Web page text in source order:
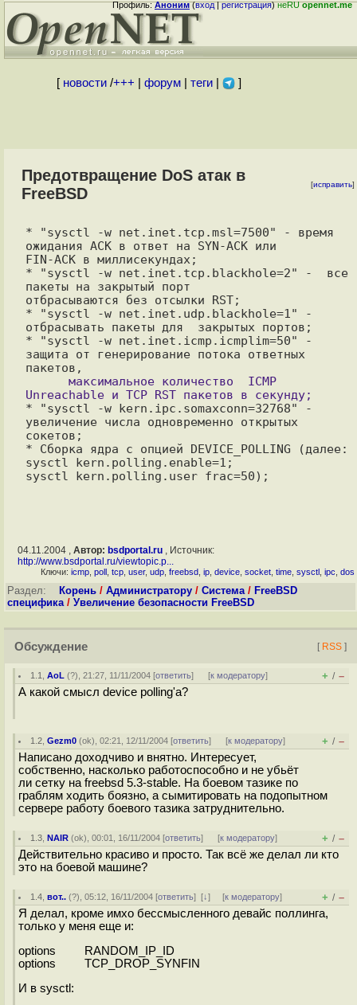
Профиль:Аноним(вход|регистрация)неRUopennet.me
[ новости/+++ форум| теги| ]
Предотвращение DoS атак в
FreeBSD
[исправить]
* "sysctl -w net.inet.tcp.msl=7500" - время
ожидания ACK в ответ на SYN-ACK или
FIN-ACK в миллисекундах;
* "sysctl -w net.inet.tcp.blackhole=2" -  все
пакеты на закрытый порт
отбрасываются без отсылки RST;
* "sysctl -w net.inet.udp.blackhole=1" -
отбрасывать пакеты для  закрытых портов;
* "sysctl -w net.inet.icmp.icmplim=50" -
защита от генерирование потока ответных
* "sysctl -w kern.ipc.somaxconn=32768" -
увеличение числа одновременно открытых
сокетов;
* Сборка ядра с опцией DEVICE_POLLING (далее:
sysctl kern.polling.enable=1;
04.11.2004 , Автор: bsdportal.ru, Источник:
http://www.bsdportal.ru/viewtopic.p...
Ключи: icmp poll tcp user, udp freebsd ip device socket time sysctl ipc dos
Раздел: Корень / Администратору / Система/ FreeBSD
специфика/ Увеличение безопасности FreeBSD
Обсуждение [ RSS ]
1.1 ,AoL (?), 21:27, 11/11/2004 [ответить] [к модератору] + / –
А какой смысл device polling'а?
1.2 ,Gezm0 (ok), 02:21, 12/11/2004 [ответить] [к модератору] + / –
Написано доходчиво и внятно. Интересует,
собственно, насколько работоспособно и не убьёт
ли сетку на freebsd 5.3-stable. На боевом тазике по
граблям ходить боязно, а сымитировать на подопытном
сервере работу боевого тазика затруднительно.
1.3 ,NAIR (ok), 00:01, 16/11/2004 [ответить] [к модератору] + / –
Действительно красиво и просто. Так всё же делал ли кто
это на боевой машине?
1.4 ,вот.. (?), 05:12, 16/11/2004 [ответить][↓] [к модератору] + / –
Я делал, кроме имхо бессмысленного девайс поллинга,
только у меня еще и:
options RANDOM_IP_ID
options TCP_DROP_SYNFIN
И в sysctl: